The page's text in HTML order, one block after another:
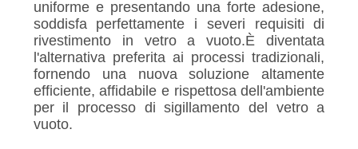
uniforme e presentando una forte adesione,
soddisfa perfettamente i severi requisiti di
rivestimento in vetro a vuoto.È diventata
l'alternativa preferita ai processi tradizionali,
fornendo una nuova soluzione altamente
efficiente, affidabile e rispettosa dell'ambiente
per il processo di sigillamento del vetro a
vuoto.